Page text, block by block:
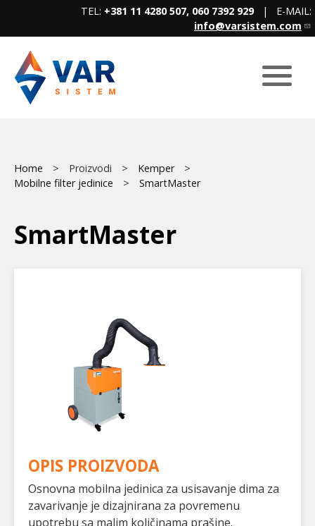
content
TEL: +381 11 4280 507, 060 7392 929| E-MAIL:
info@varsistem.com
Main
Breadcrumb
Home Proizvodi
Kemper
Mobilne filter jedinice
SmartMaster
SmartMaster
OPIS PROIZVODA
Osnovna mobilna jedinica za usisavanje dima za
zavarivanje je dizajnirana za povremenu
upotrebu sa malim količinama prašine.